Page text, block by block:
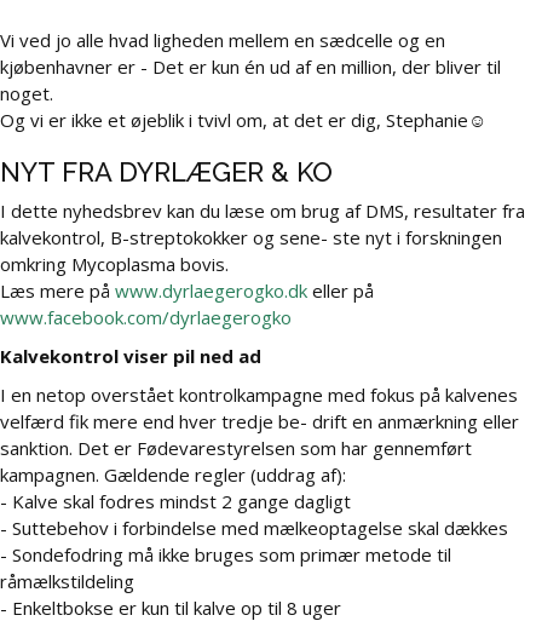
Vi ved jo alle hvad ligheden mellem en sædcelle og en
kjøbenhavner er - Det er kun én ud af en million, der bliver til
noget.
Og vi er ikke et øjeblik i tvivl om, at det er dig, Stephanie☺
NYT FRA DYRLÆGER & KO
I dette nyhedsbrev kan du læse om brug af DMS, resultater fra
kalvekontrol, B-streptokokker og sene- ste nyt i forskningen
omkring Mycoplasma bovis.
Læs mere på www.dyrlaegerogko.dk eller på
www.facebook.com/dyrlaegerogko
Kalvekontrol viser pil ned ad
I en netop overstået kontrolkampagne med fokus på kalvenes
velfærd fik mere end hver tredje be- drift en anmærkning eller
sanktion. Det er Fødevarestyrelsen som har gennemført
kampagnen. Gældende regler (uddrag af):
- Kalve skal fodres mindst 2 gange dagligt
- Suttebehov i forbindelse med mælkeoptagelse skal dækkes
- Sondefodring må ikke bruges som primær metode til
råmælkstildeling
- Enkeltbokse er kun til kalve op til 8 uger